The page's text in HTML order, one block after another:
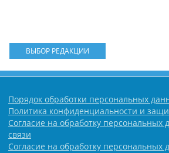
ВЫБОР РЕДАКЦИИ
Порядок обработки персональных
Политика конфиденциальности и
Согласие на обработку персональных
связи
Согласие на обработку